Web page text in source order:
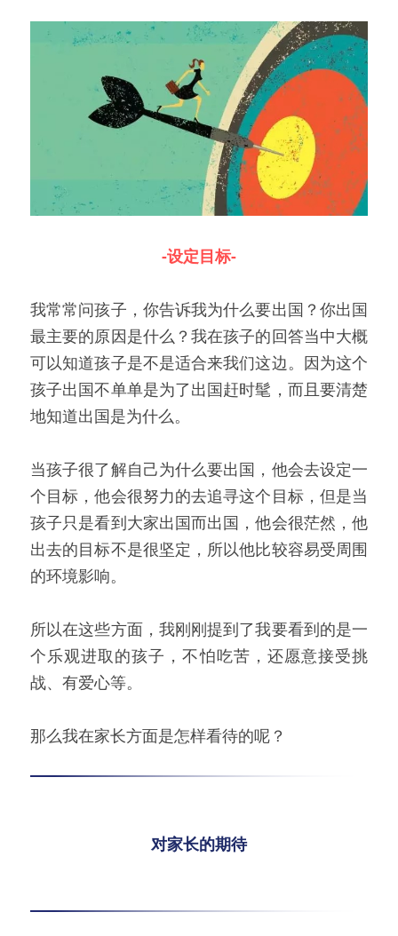
-设定目标-
我常常问孩子，你告诉我为什么要出国？你出国
最主要的原因是什么？我在孩子的回答当中大概
可以知道孩子是不是适合来我们这边。因为这个
孩子出国不单单是为了出国赶时髦，而且要清楚
地知道出国是为什么。
当孩子很了解自己为什么要出国，他会去设定一
个目标，他会很努力的去追寻这个目标，但是当
孩子只是看到大家出国而出国，他会很茫然，他
出去的目标不是很坚定，所以他比较容易受周围
的环境影响。
所以在这些方面，我刚刚提到了我要看到的是一
个乐观进取的孩子，不怕吃苦，还愿意接受挑
战、有爱心等。
那么我在家长方面是怎样看待的呢？
对家长的期待